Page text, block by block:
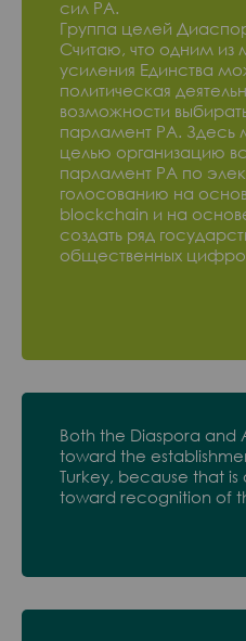
сил РА.
Группа целей
Считаю, что одним
усиления Единства
политическая
возможности
парламент РА. Здесь
целью организацию
парламент РА по
голосованию на
blockchain и на
создать ряд
общественных
Both the Diaspora and
toward the
Turkey, because that
toward recognition of